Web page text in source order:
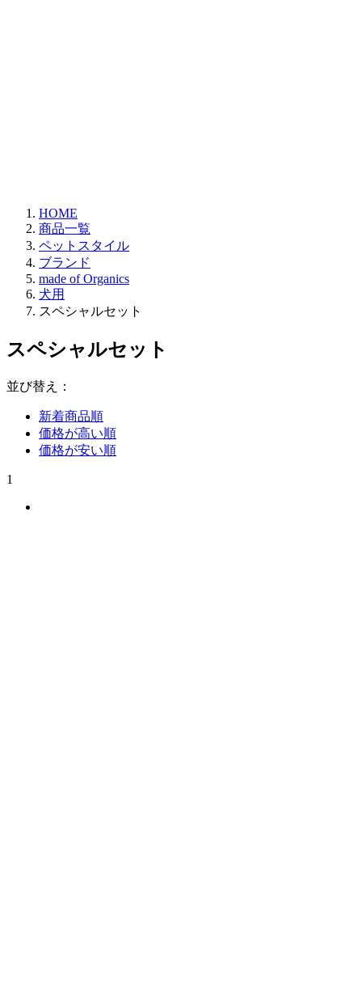
HOME
商品一覧
ペットスタイル
ブランド
made of Organics
犬用
スペシャルセット
スペシャルセット
並び替え：
新着商品順
価格が高い順
価格が安い順
1